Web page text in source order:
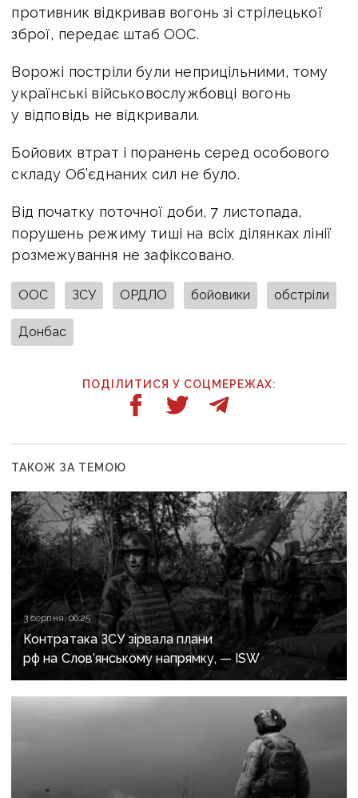
противник відкривав вогонь зі стрілецької
зброї, передає штаб ООС.
Ворожі постріли були неприцільними, тому
українські військовослужбовці вогонь
у відповідь не відкривали.
Бойових втрат і поранень серед особового
складу Об’єднаних сил не було.
Від початку поточної доби, 7 листопада,
порушень режиму тиші на всіх ділянках лінії
розмежування не зафіксовано.
ООС ЗСУ ОРДЛО бойовики обстріли
Донбас
ПОДІЛИТИСЯ У СОЦМЕРЕЖАХ:
ТАКОЖ ЗА ТЕМОЮ
3 серпня, 06:25
Контратака ЗСУ зірвала плани
рф на Слов’янському напрямку, — ISW